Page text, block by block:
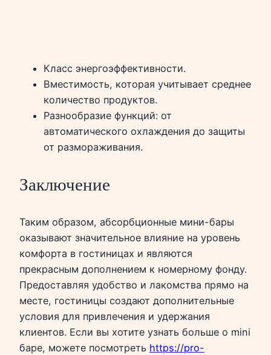
Класс энергоэффективности.
Вместимость, которая учитывает среднее
количество продуктов.
Разнообразие функций: от
автоматического охлаждения до защиты
от размораживания.
Заключение
Таким образом, абсорбционные мини-бары
оказывают значительное влияние на уровень
комфорта в гостиницах и являются
прекрасным дополнением к номерному фонду.
Предоставляя удобство и лакомства прямо на
месте, гостиницы создают дополнительные
условия для привлечения и удержания
клиентов. Если вы хотите узнать больше о mini
баре, можете посмотреть https://pro-